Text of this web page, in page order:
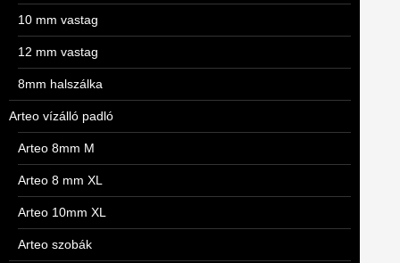
10 mm vastag
12 mm vastag
8mm halszálka
Arteo vízálló padló
Arteo 8mm M
Arteo 8 mm XL
Arteo 10mm XL
Arteo szobák